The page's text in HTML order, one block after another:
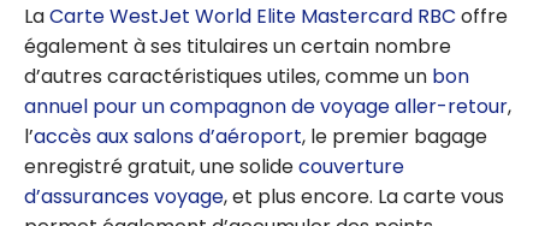
LaCarte WestJet World Elite Mastercard RBC offre
également à ses titulaires un certain nombre
d’autres caractéristiques utiles, comme un bon
annuel pour un compagnon de voyage aller-retour,
l’accès aux salons d’aéroport, le premier bagage
enregistré gratuit, une solidecouverture
d’assurances voyage, et plus encore. La carte vous